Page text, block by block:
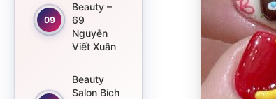
09
Beauty –
69
Nguyễn
Viết Xuân
Beauty
Salon Bích